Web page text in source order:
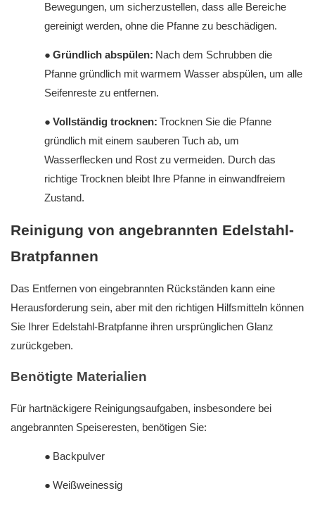
Bewegungen, um sicherzustellen, dass alle Bereiche
gereinigt werden, ohne die Pfanne zu beschädigen.
● Gründlich abspülen: Nach dem Schrubben die
Pfanne gründlich mit warmem Wasser abspülen, um alle
Seifenreste zu entfernen.
● Vollständig trocknen: Trocknen Sie die Pfanne
gründlich mit einem sauberen Tuch ab, um
Wasserflecken und Rost zu vermeiden. Durch das
richtige Trocknen bleibt Ihre Pfanne in einwandfreiem
Zustand.
Reinigung von angebrannten Edelstahl-
Bratpfannen
Das Entfernen von eingebrannten Rückständen kann eine
Herausforderung sein, aber mit den richtigen Hilfsmitteln können
Sie Ihrer Edelstahl-Bratpfanne ihren ursprünglichen Glanz
zurückgeben.
Benötigte Materialien
Für hartnäckigere Reinigungsaufgaben, insbesondere bei
angebrannten Speiseresten, benötigen Sie:
● Backpulver
● Weißweinessig